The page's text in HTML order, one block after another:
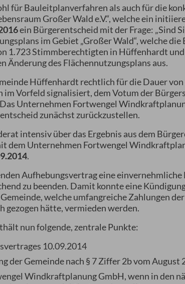
für Bauleitplanverfahren als auch für die
Großer Wald e.V.“, welche ein
ein Bürgerentscheid mit der Frage: „Sind
im Gebiet „Großer Wald“, welche
1.723 Stimmberechtigten in Hüffenhardt
Änderung des Flächennutzungsplans aus.
Hüffenhardt rechtlich für die Dauer
Vorfeld signalisiert, dem Votum der
Unternehmen Fortwengel
zunächst zurückzustellen.
intensiv über das Ergebnis aus dem
dem Unternehmen Fortwengel
.
Aufhebungsvertrag eine
zu beenden. Damit konnte eine
welche umfangreiche Zahlungen
gezogen hätte, vermieden werden.
nun folgende, zentrale Punkte:
10.09.2014
der Gemeinde nach § 7 Ziffer 2b vom August
Windkraftplanung GmbH, wenn in den